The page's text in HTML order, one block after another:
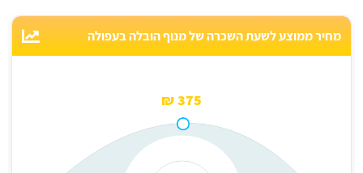
מחיר ממוצע לשעת השכרה של מנוף הובלה בעפולה
375 ₪